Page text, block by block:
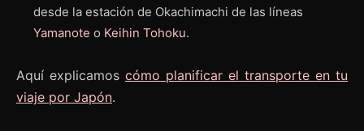
desde la estación de Okachimachi de las líneas
Yamanote o Keihin Tohoku.
Aquí explicamos cómo planificar el transporte en tu
viaje por Japón.